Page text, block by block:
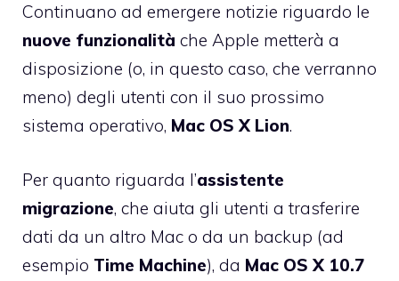
Continuano ad emergere notizie riguardo le
nuove funzionalità che Apple metterà a
disposizione (o, in questo caso, che verranno
meno) degli utenti con il suo prossimo
sistema operativo, Mac OS X Lion.
Per quanto riguarda l’assistente
migrazione, che aiuta gli utenti a trasferire
dati da un altro Mac o da un backup (ad
esempio Time Machine), da Mac OS X 10.7